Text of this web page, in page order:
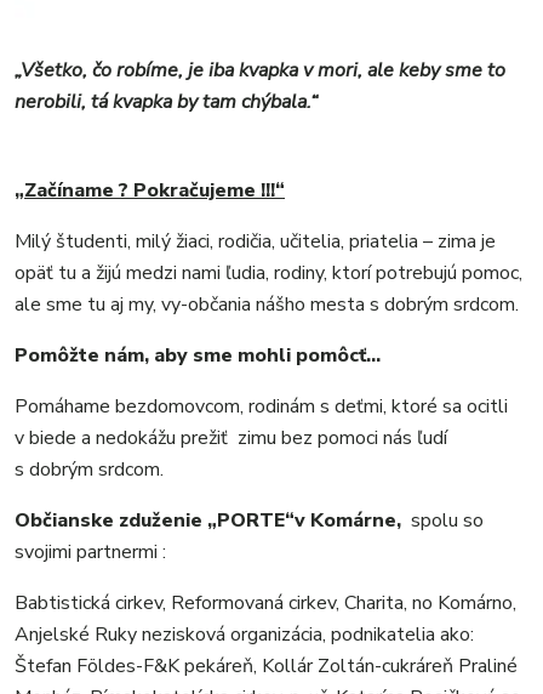
„Všetko, čo robíme, je iba kvapka v mori, ale keby sme to
nerobili, tá kvapka by tam chýbala.“
„Začíname ? Pokračujeme !!!“
Milý študenti, milý žiaci, rodičia, učitelia, priatelia – zima je
opäť tu a žijú medzi nami ľudia, rodiny, ktorí potrebujú pomoc,
ale sme tu aj my, vy-občania nášho mesta s dobrým srdcom.
Pomôžte nám, aby sme mohli pomôcť…
Pomáhame bezdomovcom, rodinám s deťmi, ktoré sa ocitli
v biede a nedokážu prežiť zimu bez pomoci nás ľudí
s dobrým srdcom.
Občianske zduženie „PORTE“v Komárne, spolu so
svojimi partnermi :
Babtistická cirkev, Reformovaná cirkev, Charita, no Komárno,
Anjelské Ruky nezisková organizácia, podnikatelia ako:
Štefan Földes-F&K pekáreň, Kollár Zoltán-cukráreň Praliné